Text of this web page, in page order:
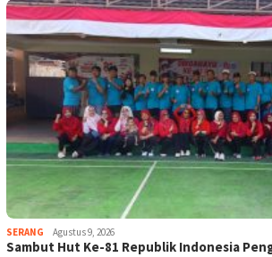
SERANG Agustus 9, 2026
Sambut Hut Ke-81 Republik Indonesia